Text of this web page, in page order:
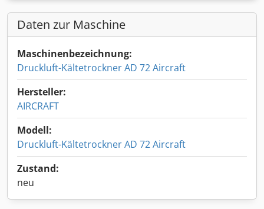
Daten zur Maschine
Maschinenbezeichnung:
Druckluft-Kältetrockner AD 72 Aircraft
Hersteller:
AIRCRAFT
Modell:
Druckluft-Kältetrockner AD 72 Aircraft
Zustand:
neu